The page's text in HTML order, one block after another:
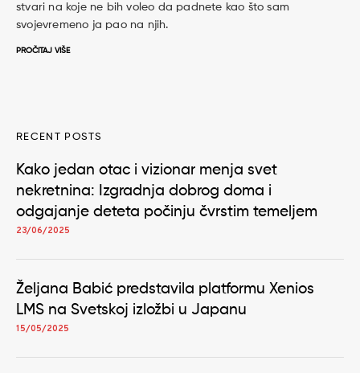
stvari na koje ne bih voleo da padnete kao što sam
svojevremeno ja pao na njih.
PROČITAJ VIŠE
RECENT POSTS
Kako jedan otac i vizionar menja svet
nekretnina: Izgradnja dobrog doma i
odgajanje deteta počinju čvrstim temeljem
23/06/2025
Željana Babić predstavila platformu Xenios
LMS na Svetskoj izložbi u Japanu
15/05/2025